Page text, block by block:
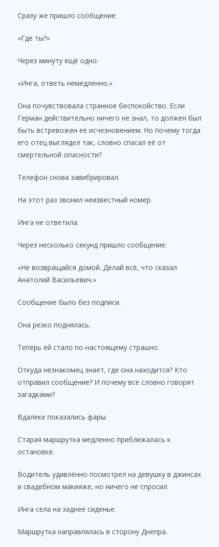
Сразу же пришло сообщение:
«Где ты?»
Через минуту ещё одно:
«Инга, ответь немедленно.»
Она почувствовала странное беспокойство. Если
Герман действительно ничего не знал, то должен был
быть встревожен её исчезновением. Но почему тогда
его отец выглядел так, словно спасал её от
смертельной опасности?
Телефон снова завибрировал.
На этот раз звонил неизвестный номер.
Инга не ответила.
Через несколько секунд пришло сообщение:
«Не возвращайся домой. Делай всё, что сказал
Анатолий Васильевич.»
Сообщение было без подписи.
Она резко поднялась.
Теперь ей стало по-настоящему страшно.
Откуда незнакомец знает, где она находится? Кто
отправил сообщение? И почему все словно говорят
загадками?
Вдалеке показались фары.
Старая маршрутка медленно приближалась к
остановке.
Водитель удивлённо посмотрел на девушку в джинсах
и свадебном макияже, но ничего не спросил.
Инга села на заднее сиденье.
Маршрутка направлялась в сторону Днепра.